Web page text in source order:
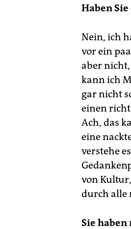
Haben
Nein, ich
vor ein
aber
kann ich
gar nicht
einen
Ach, das
eine
verstehe
von
durch alle
Sie